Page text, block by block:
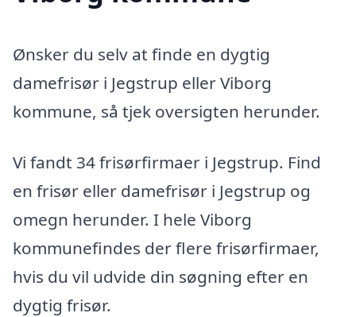
Ønsker du selv at finde en dygtig
damefrisør i Jegstrup eller Viborg
kommune, så tjek oversigten herunder.
Vi fandt 34 frisørfirmaer i Jegstrup. Find
en frisør eller damefrisør i Jegstrup og
omegn herunder. I hele Viborg
kommunefindes der flere frisørfirmaer,
hvis du vil udvide din søgning efter en
dygtig frisør.